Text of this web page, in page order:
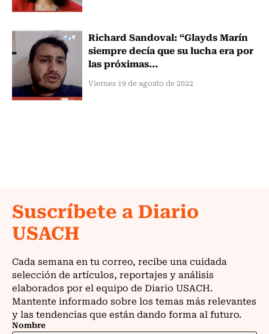
Richard Sandoval: “Glayds Marín
siempre decía que su lucha era por
las próximas...
Viernes 19 de agosto de 2022